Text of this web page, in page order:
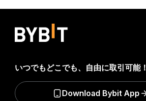
いつでもどこでも、自由に取引可能！
Download Bybit App